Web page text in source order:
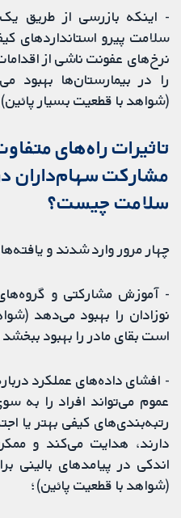
- اینکه بازرسی از طریق
سلامت پیرو استاندارد‌های
را در بیمارستان‌ها بهبود
(شواهد با قطعیت بسیار
تاثیرات راه‌های
مشارکت سهام‌داران
سلامت چیست؟
چهار مرور وارد شدند و
- آموزش مشارکتی و گروه‌های
نوزادان را بهبود می‌دهد
است بقای مادر را بهبود
- افشای داده‌های عملکرد
عموم می‌تواند افراد را به
رتبه‌بندی‌های کیفی بهتر یا
دارند، هدایت می‌کند و
اندکی در پیامدهای
(شواهد با قطعیت پائین)؛